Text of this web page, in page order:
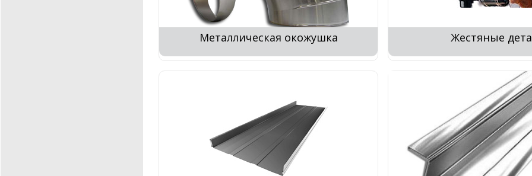
Металлическая окожушка Жестяные